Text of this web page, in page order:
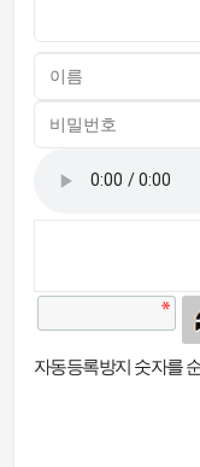
자동등록방지 숫자를